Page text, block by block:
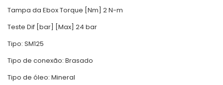
Tampa da Ebox Torque [Nm] 2 N-m
Teste Dif [bar] [Max] 24 bar
Tipo: SM125
Tipo de conexão: Brasado
Tipo de óleo: Mineral